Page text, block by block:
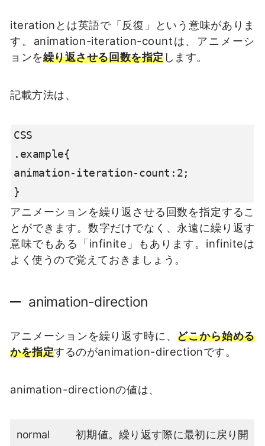
iterationとは英語で「反復」という意味がありま
す。animation-iteration-countは、アニメーシ
ョンを繰り返させる回数を指定します。
記載方法は、
CSS
.example{
animation-iteration-count:2;
}
アニメーションを繰り返させる回数を指定するこ
とができます。数字だけでなく、永遠に繰り返す
意味でもある「infinite」もあります。infiniteは
よく使うので覚えておきましょう。
animation-direction
アニメーションを繰り返す時に、どこから始める
かを指定するのがanimation-directionです。
animation-directionの値は、
normal 初期値。繰り返す際に最初に戻り開